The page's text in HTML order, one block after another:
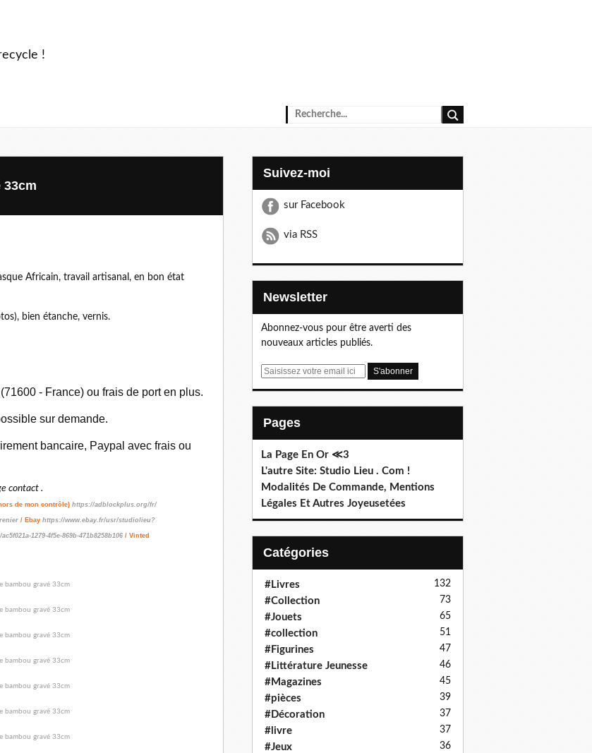
!
33cm
Africain, travail artisanal, en bon état
bien étanche, vernis.
- France) ou frais de port en plus.
sur demande.
bancaire, Paypal avec frais ou
contact .
de mon contrôle) https://adblockplus.org/fr/
/ Ebay https://www.ebay.fr/usr/studiolieu?
1279-4f5e-869b-471b8258b106 / Vinted
Suivez-moi
sur Facebook
via RSS
Newsletter
Abonnez-vous pour être averti des
nouveaux articles publiés.
E
Pages
La Page En Or ≪3
L'autre Site: Studio Lieu . Com !
Modalités De Commande, Mentions
Légales Et Autres Joyeusetées
Catégories
#Livres 132
#Collection 73
#Jouets 65
#collection 51
#Figurines 47
#Littérature Jeunesse 46
#Magazines 45
#pièces 39
#Décoration 37
#livre 37
#Jeux 36